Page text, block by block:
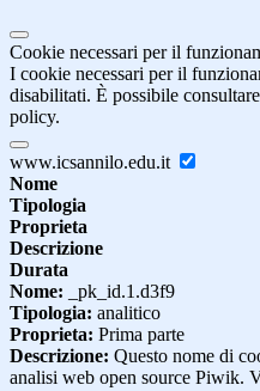
Cookie necessari per il
I cookie necessari per il
disabilitati. È possibile
policy.
www.icsannilo.edu.it
Nome
Tipologia
Proprieta
Descrizione
Durata
Nome: _pk_id.1.d3f9
Tipologia: analitico
Proprieta: Prima parte
Descrizione: Questo nome di
analisi web open source Piwik.